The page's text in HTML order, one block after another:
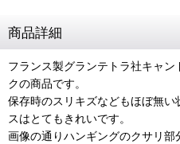
商品詳細
フランス製グランテトラ社キャ
クの商品です。
保存時のスリキズなどもほぼ無
スはとてもきれいです。
画像の通りハンギングのクサリ部